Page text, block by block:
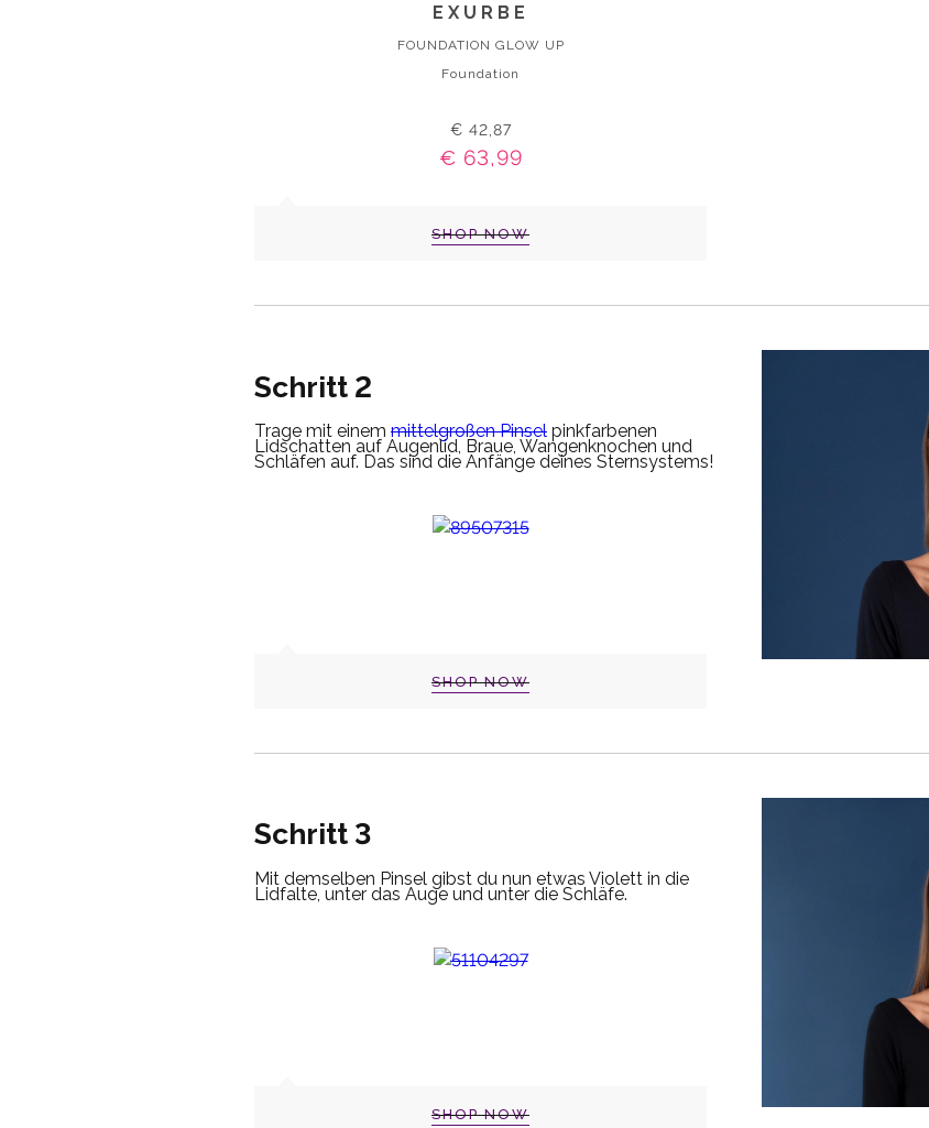
EXURBE
FOUNDATION GLOW UP
Foundation
€ 42,87
€ 63,99
SHOP NOW
Schritt 2
Trage mit einem mittelgroßen Pinsel pinkfarbenen
Lidschatten auf Augenlid, Braue, Wangenknochen und
Schläfen auf. Das sind die Anfänge deines Sternsystems!
SHOP NOW
Schritt 3
Mit demselben Pinsel gibst du nun etwas Violett in die
Lidfalte, unter das Auge und unter die Schläfe.
SHOP NOW